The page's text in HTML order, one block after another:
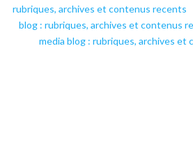
rubriques, archives et contenus recents
blog : rubriques, archives et contenus
media blog : rubriques, archives et